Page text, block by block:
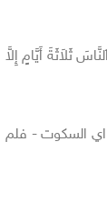
ثَلاَثَةَ أَيَّامٍ إِلاَّ
اي السكوت - فلم